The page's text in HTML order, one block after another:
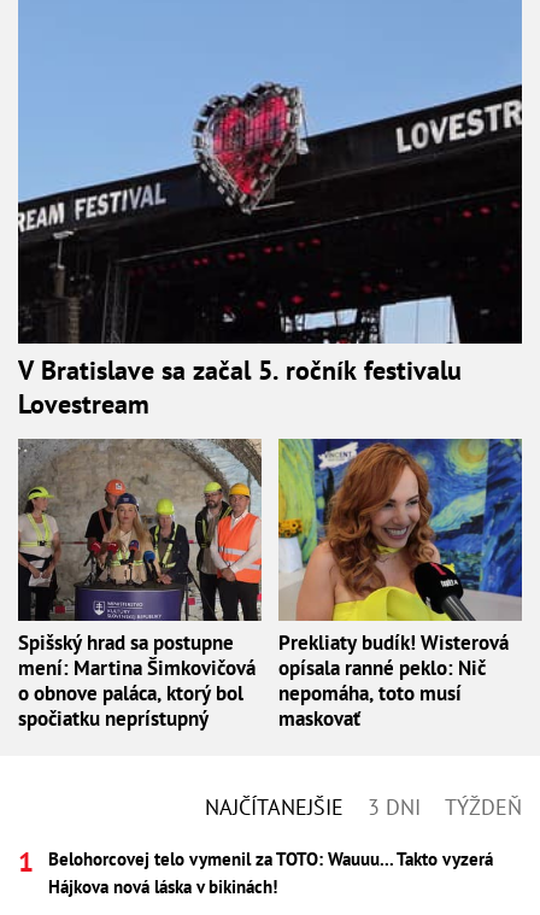
V Bratislave sa začal 5. ročník festivalu
Lovestream
Spišský hrad sa postupne
mení: Martina Šimkovičová
o obnove paláca, ktorý bol
spočiatku neprístupný
Prekliaty budík! Wisterová
opísala ranné peklo: Nič
nepomáha, toto musí
maskovať
NAJČÍTANEJŠIE 3 DNI TÝŽDEŇ
Belohorcovej telo vymenil za TOTO: Wauuu... Takto vyzerá
Hájkova nová láska v bikinách!